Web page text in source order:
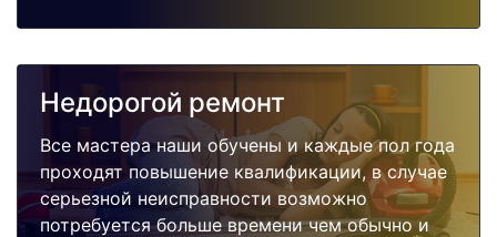
Недорогой ремонт
Все мастера наши обучены и каждые пол года
проходят повышение квалификации, в случае
серьезной неисправности возможно
потребуется больше времени чем обычно и